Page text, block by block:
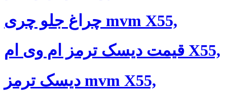
چراغ جلو چری mvm X55,
قیمت دیسک ترمز ام وی ام X55,
دیسک ترمز mvm X55,